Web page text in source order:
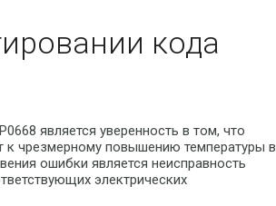
кода
является уверенность в том, что
к чрезмерному повышению температуры в
ошибки является неисправность
электрических